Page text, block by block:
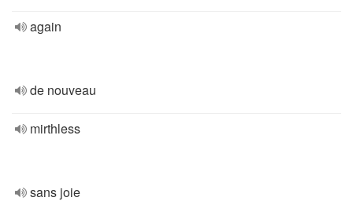
again
de nouveau
mirthless
sans joie